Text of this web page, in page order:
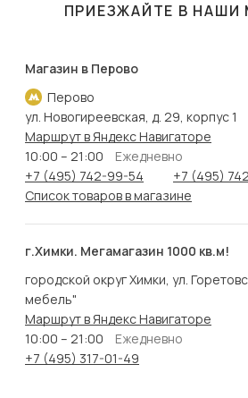
ПРИЕЗЖАЙТЕ В НАШИ
Магазин в Перово
Перово
ул. Новогиреевская, д. 29, корпус 1
Маршрут в Яндекс Навигаторе
10:00 – 21:00
Ежедневно
+7 (495) 742-99-54
+7 (495)
Список товаров в магазине
г.Химки. Мегамагазин 1000 кв.м!
городской округ Химки, ул.
мебель"
Маршрут в Яндекс Навигаторе
10:00 – 21:00
Ежедневно
+7 (495) 317-01-49